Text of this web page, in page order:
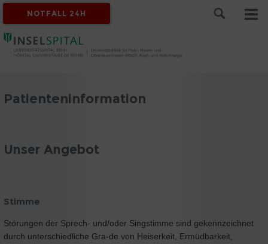
NOTFALL 24H
Patienteninformation
Unser Angebot
Stimme
Störungen der Sprech- und/oder Singstimme sind gekennzeichnet
durch unterschiedliche Gra-de von Heiserkeit, Ermüdbarkeit,